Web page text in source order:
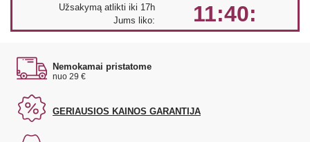
Užsakymą atlikti iki 17h
Jums liko:
11:40:
Nemokamai pristatome
nuo 29 €
GERIAUSIOS KAINOS GARANTIJA